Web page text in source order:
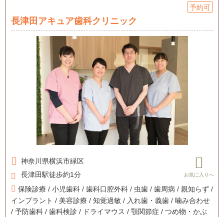
予約可
長津田アキュア歯科クリニック
神奈川県横浜市緑区
長津田駅徒歩約1分
保険診療 / 小児歯科 / 歯科口腔外科 / 虫歯 / 歯周病 / 親知らず /
インプラント / 美容診療 / 知覚過敏 / 入れ歯・義歯 / 噛み合わせ
/ 予防歯科 / 歯科検診 / ドライマウス / 顎関節症 / つめ物・かぶ